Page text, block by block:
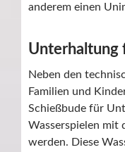
anderem einen
Unterhaltung
Neben den
Familien und
Schießbude für
Wasserspielen mit
werden. Diese